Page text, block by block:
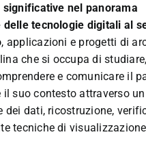
nel panorama
delle tecnologie digitali al
, applicazioni e progetti di
che si occupa di studiare,
e comunicare il
il suo contesto attraverso
dei dati, ricostruzione,
tecniche di